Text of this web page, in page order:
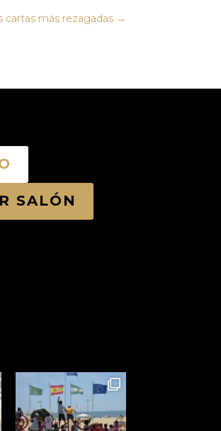
cartas más rezagadas→
SALÓN